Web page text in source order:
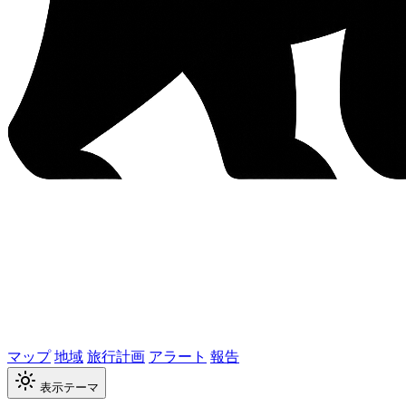
マップ地域旅行計画 アラート 報告
表示テーマ